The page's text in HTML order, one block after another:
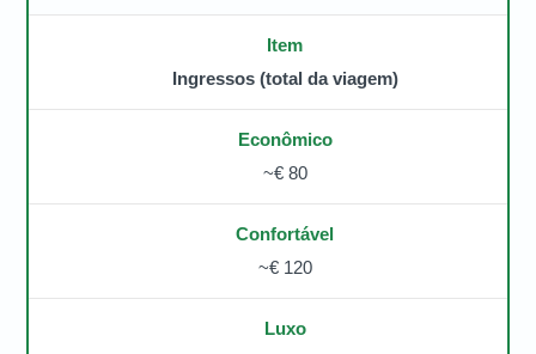
Ingressos (total da viagem)
~€ 80
~€ 120